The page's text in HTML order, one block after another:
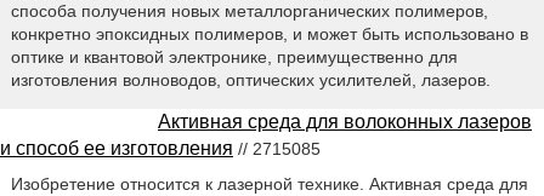
способа получения новых металлорганических полимеров,
конкретно эпоксидных полимеров, и может быть использовано в
оптике и квантовой электронике, преимущественно для
изготовления волноводов, оптических усилителей, лазеров.
Активная среда для волоконных лазеров
и способ ее изготовления // 2715085
Изобретение относится к лазерной технике. Активная среда для